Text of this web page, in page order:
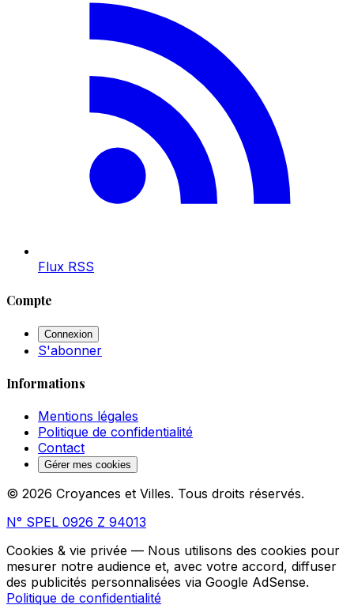
Flux RSS
Compte
Connexion
S'abonner
Informations
Mentions légales
Politique de confidentialité
Contact
Gérer mes cookies
© 2026 Croyances et Villes. Tous droits réservés.
N° SPEL 0926 Z 94013
Cookies & vie privée — Nous utilisons des cookies pour
mesurer notre audience et, avec votre accord, diffuser
des publicités personnalisées via Google AdSense.
Politique de confidentialité